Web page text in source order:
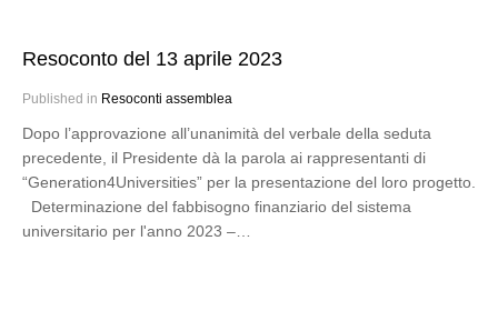
Resoconto del 13 aprile 2023
Published in Resoconti assemblea
Dopo l’approvazione all’unanimità del verbale della seduta
precedente, il Presidente dà la parola ai rappresentanti di
“Generation4Universities” per la presentazione del loro progetto.
Determinazione del fabbisogno finanziario del sistema
universitario per l'anno 2023 –…